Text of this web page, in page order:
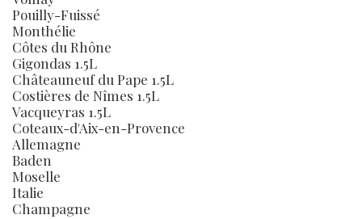
Pouilly-Fuissé
Monthélie
Côtes du Rhône
Gigondas 1.5L
Châteauneuf du Pape 1.5L
Costières de Nîmes 1.5L
Vacqueyras 1.5L
Coteaux-d'Aix-en-Provence
Allemagne
Baden
Moselle
Italie
Champagne